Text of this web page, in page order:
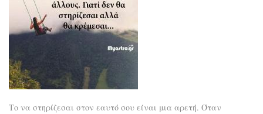
Το να στηρίζεσαι στον εαυτό σου είναι μια αρετή. Όταν